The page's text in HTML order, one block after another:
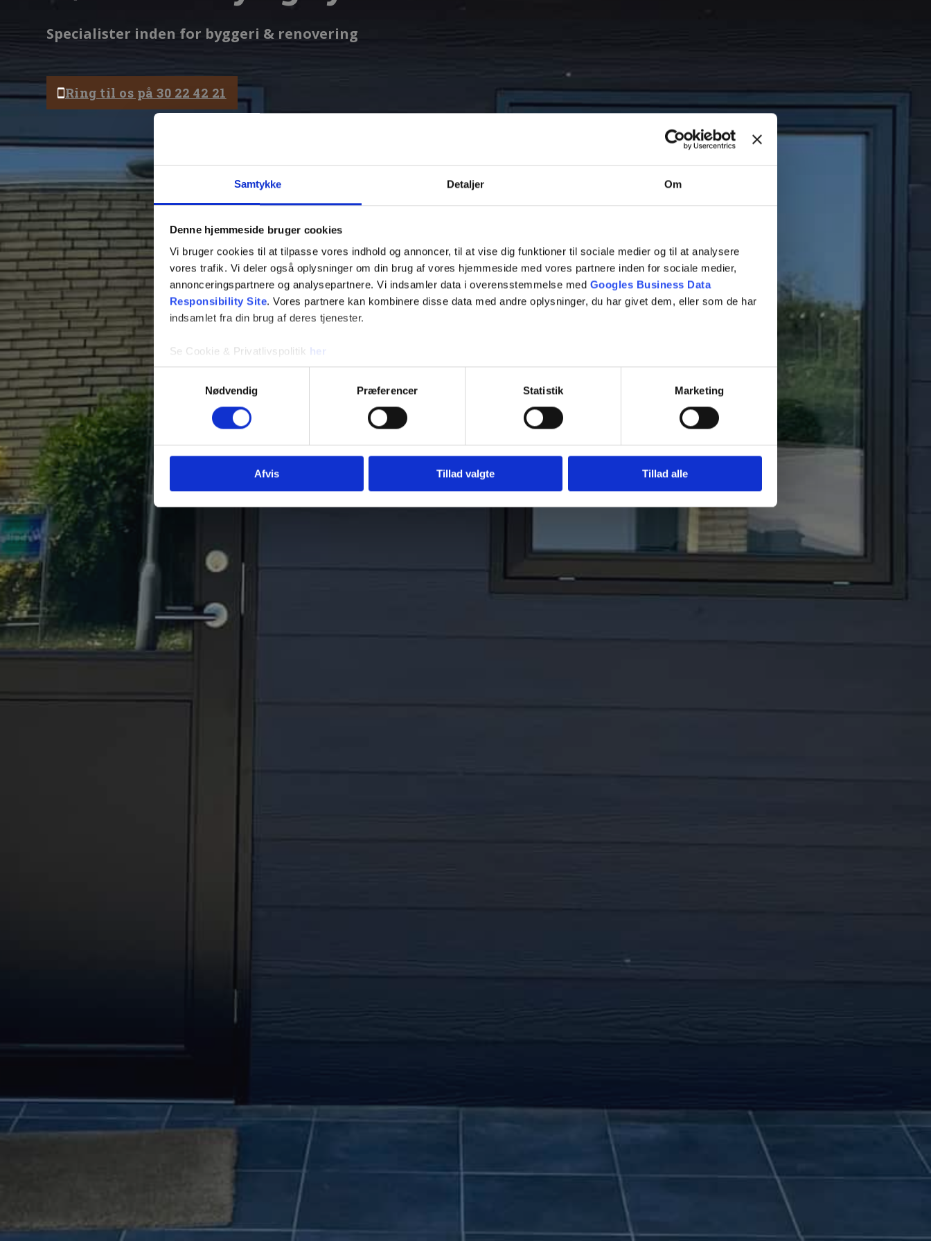
Samtykke Detaljer Om
Denne hjemmeside bruger cookies
Vi bruger cookies til at tilpasse vores indhold og annoncer, til at vise dig funktioner til sociale medier og til at analysere
vores trafik. Vi deler også oplysninger om din brug af vores hjemmeside med vores partnere inden for sociale medier,
annonceringspartnere og analysepartnere. Vi indsamler data i overensstemmelse med Googles Business Data
Responsibility Site. Vores partnere kan kombinere disse data med andre oplysninger, du har givet dem, eller som de har
indsamlet fra din brug af deres tjenester.
Se Cookie & Privatlivspolitik her
Samtykkevalg
Nødvendig
Præferencer Statistik Marketing
Afvis Tillad valgte Tillad alle
Specialister inden for byggeri & renovering
Ring til os på 30 22 42 21